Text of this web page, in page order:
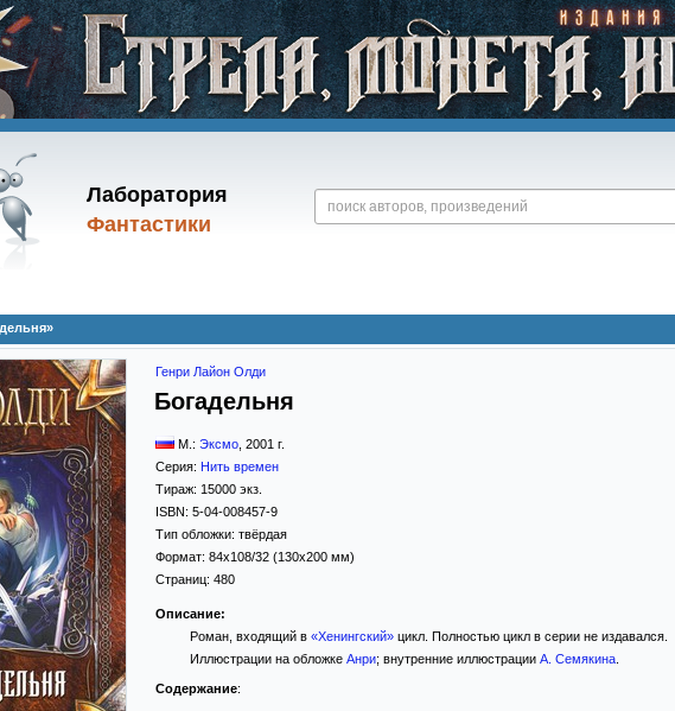
Лаборатория
Фантастики
Генри Лайон Олди
Богадельня
М.: Эксмо 2001 г.
Серия: Нить времен
Тираж: 15000 экз.
ISBN: 5-04-008457-9
Тип обложки: твёрдая
Формат: 84x108/32 (130x200 мм)
Страниц: 480
Описание:
Роман, входящий в «Хенингский»цикл. Полностью цикл в серии не издавался.
Иллюстрации на обложке Анри; внутренние иллюстрации А. Семякина.
Содержание: